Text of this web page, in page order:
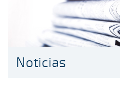
Noticias